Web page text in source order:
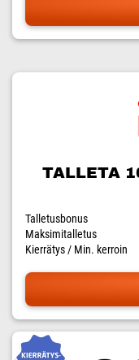
TALLETA
Talletusbonus
Maksimitalletus
Kierrätys / Min. kerroin